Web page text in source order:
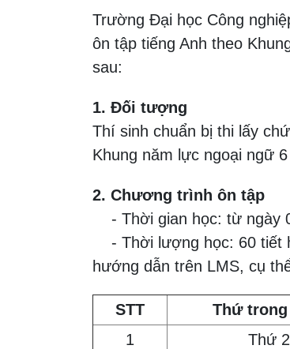
Trường Đại học Công
ôn tập tiếng Anh theo
sau:
1. Đối tượng
Thí sinh chuẩn bị thi lấy
Khung năm lực ngoại ngữ
2. Chương trình ôn tập
- Thời gian học: từ ngày
- Thời lượng học: 60 tiết
hướng dẫn trên LMS, cụ
STT Thứ
1
Thứ 2